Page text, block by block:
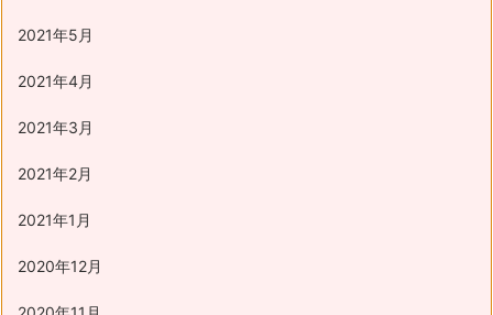
2021年5月
2021年4月
2021年3月
2021年2月
2021年1月
2020年12月